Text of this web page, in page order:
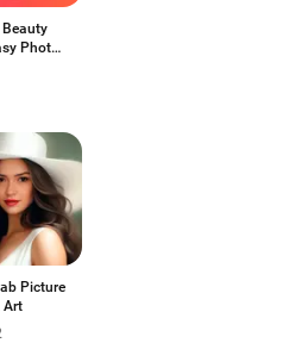
Photo
Picture
Art